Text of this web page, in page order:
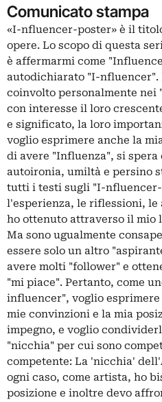
Comunicato stampa
«I-nfluencer-poster» è il
opere. Lo scopo di questa
è affermarmi come
autodichiarato "I-nfluencer".
coinvolto personalmente nei
con interesse il loro
e significato, la loro
voglio esprimere anche la
di avere "Influenza", si
autoironia, umiltà e persino
tutti i testi sugli "I-nfluencer-
l'esperienza, le riflessioni, le
ho ottenuto attraverso il mio
Ma sono ugualmente
essere solo un altro
avere molti "follower" e
"mi piace". Pertanto, come
influencer", voglio
mie convinzioni e la mia
impegno, e voglio
"nicchia" per cui sono
competente: La 'nicchia'
ogni caso, come artista, ho
posizione e inoltre devo